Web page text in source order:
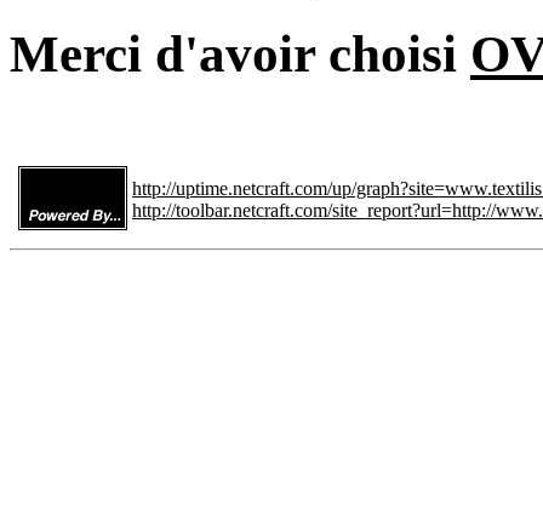
Merci d'avoir choisi
http://uptime.netcraft.com/up/
http://toolbar.netcraft.com/site_report?url=http://